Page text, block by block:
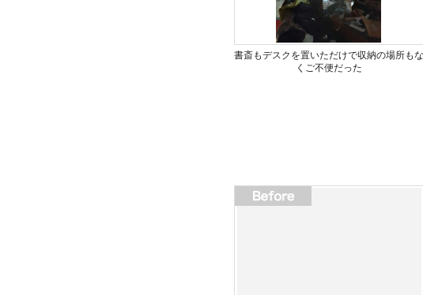
書斎もデスクを置いただけで収納の場所もな
くご不便だった